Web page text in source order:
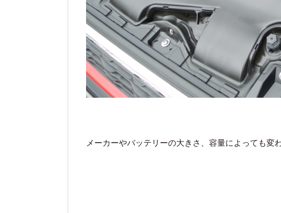
メーカーやバッテリーの大きさ、容量によっても変